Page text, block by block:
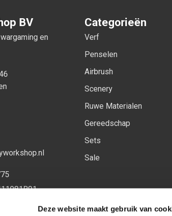
Deze website maakt gebruik van
BV
en
Categorieën
Verf
Penselen
Airbrush
Scenery
Ruwe Materialen
Gereedschap
Sets
Sale